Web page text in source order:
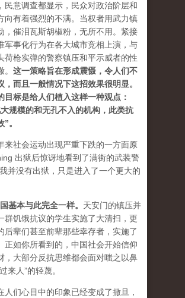
民意调查都显示，民众对政治阶层和
向有着强烈的不满。当权者用武力镇
，催泪瓦斯胡椒粉，无所不用。紧接
军事化行为在各大城市竞相上演，与
荷枪实弹的警察镇压和平示威者的性
这一策略旨在形成震慑，令人们不
，而且一般情况下这招效果很明显。
目标是给人们植入这样一种观点：
规模的和无孔不入的机构，此类抗
。
来社会运动出现严重下跌的一方面原
出狱后惊讶地看到了满街的武装警
并没有出狱，只是进入了一个更大的
基本与此完全一样。 天安门的镇压并
群饥饿抗议的学生实施了大清扫，更
后辈们甚至前辈那些幸存者，实施了
正如你所看到的，中国社会开始信仰
，大部分反抗思维都会面对嗤之以鼻
来人”的轻蔑。
人们心目中的印象已经变成了撒旦，